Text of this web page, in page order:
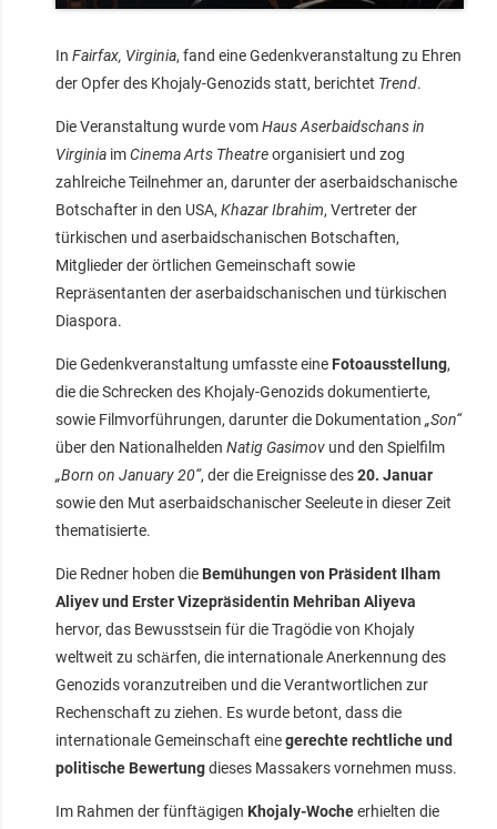
In Fairfax, Virginia, fand eine Gedenkveranstaltung zu Ehren
der Opfer des Khojaly-Genozids statt, berichtet Trend.
Die Veranstaltung wurde vomHaus Aserbaidschans in
Virginia imCinema Arts Theatreorganisiert und zog
zahlreiche Teilnehmer an, darunter der aserbaidschanische
Botschafter in den USA, Khazar Ibrahim, Vertreter der
türkischen und aserbaidschanischen Botschaften,
Mitglieder der örtlichen Gemeinschaft sowie
Repräsentanten der aserbaidschanischen und türkischen
Diaspora.
Die Gedenkveranstaltung umfasste eine Fotoausstellung,
die die Schrecken des Khojaly-Genozids dokumentierte,
sowie Filmvorführungen, darunter die Dokumentation „Son“
über den Nationalhelden Natig Gasimov und den Spielfilm
„Born on January 20“, der die Ereignisse des20. Januar
sowie den Mut aserbaidschanischer Seeleute in dieser Zeit
thematisierte.
Die Redner hoben die Bemühungen von Präsident Ilham
Aliyev und Erster Vizepräsidentin Mehriban Aliyeva
hervor, das Bewusstsein für die Tragödie von Khojaly
weltweit zu schärfen, die internationale Anerkennung des
Genozids voranzutreiben und die Verantwortlichen zur
Rechenschaft zu ziehen. Es wurde betont, dass die
internationale Gemeinschaft einegerechte rechtliche und
politische Bewertungdieses Massakers vornehmen muss.
Im Rahmen der fünftägigen Khojaly-Wocheerhielten die